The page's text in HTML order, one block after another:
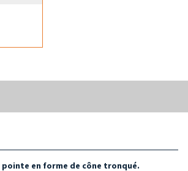
pointe en forme de cône tronqué.